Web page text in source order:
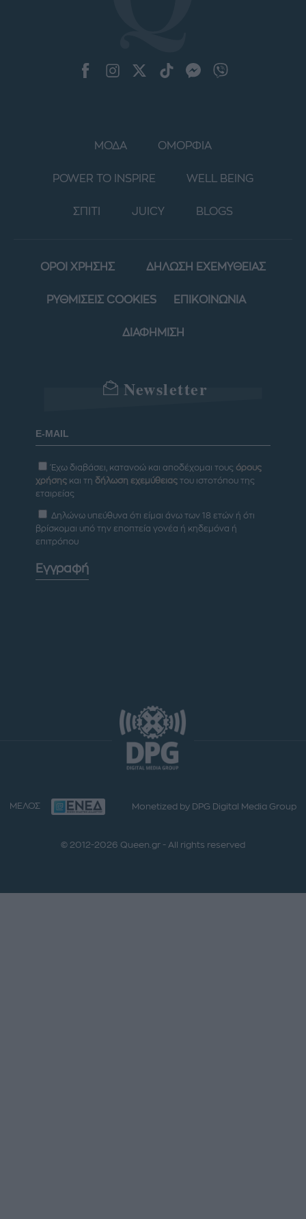
ΜΟΔΑ ΟΜΟΡΦΙΑ
POWER TO INSPIRE WELL BEING
ΣΠΙΤΙ JUICY BLOGS
ΟΡΟΙ ΧΡΗΣΗΣ ΔΗΛΩΣΗ ΕΧΕΜΥΘΕΙΑΣ
ΡΥΘΜΙΣΕΙΣ COOKIES ΕΠΙΚΟΙΝΩΝΙΑ
ΔΙΑΦΗΜΙΣΗ
Newsletter
Έχω διαβάσει, κατανοώ και αποδέχομαι τους όρους
χρήσης και τη δήλωση εχεμύθειας του ιστοτόπου της
εταιρείας
Δηλώνω υπεύθυνα ότι είμαι άνω των 18 ετών ή ότι
βρίσκομαι υπό την εποπτεία γονέα ή κηδεμόνα ή
επιτρόπου
Εγγραφή
ΜΕΛΟΣ Monetized by DPG Digital Media Group
© 2012-2026 Queen.gr - All rights reserved